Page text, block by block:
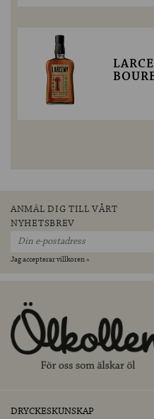
ANMÄL DIG TILL VÅRT
NYHETSBREV
Jag accepterar villkoren »
DRYCKESKUNSKAP